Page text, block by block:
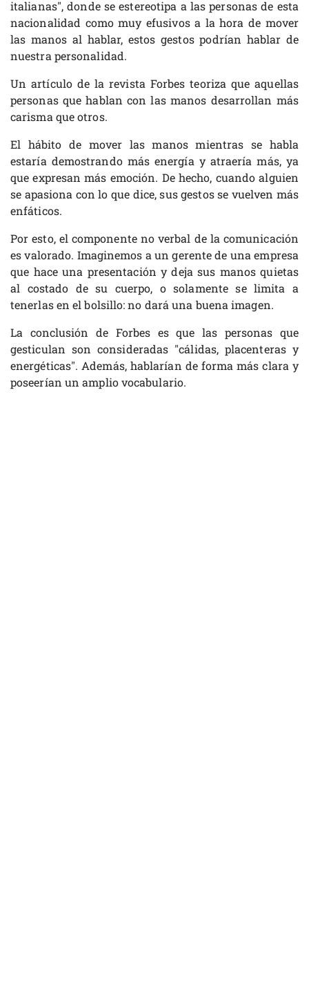
italianas", donde se estereotipa a las personas de esta
nacionalidad como muy efusivos a la hora de mover
las manos al hablar, estos gestos podrían hablar de
nuestra personalidad.
Un artículo de la revista Forbes teoriza que aquellas
personas que hablan con las manos desarrollan más
carisma que otros.
El hábito de mover las manos mientras se habla
estaría demostrando más energía y atraería más, ya
que expresan más emoción. De hecho, cuando alguien
se apasiona con lo que dice, sus gestos se vuelven más
enfáticos.
Por esto, el componente no verbal de la comunicación
es valorado. Imaginemos a un gerente de una empresa
que hace una presentación y deja sus manos quietas
al costado de su cuerpo, o solamente se limita a
tenerlas en el bolsillo: no dará una buena imagen.
La conclusión de Forbes es que las personas que
gesticulan son consideradas "cálidas, placenteras y
energéticas". Además, hablarían de forma más clara y
poseerían un amplio vocabulario.